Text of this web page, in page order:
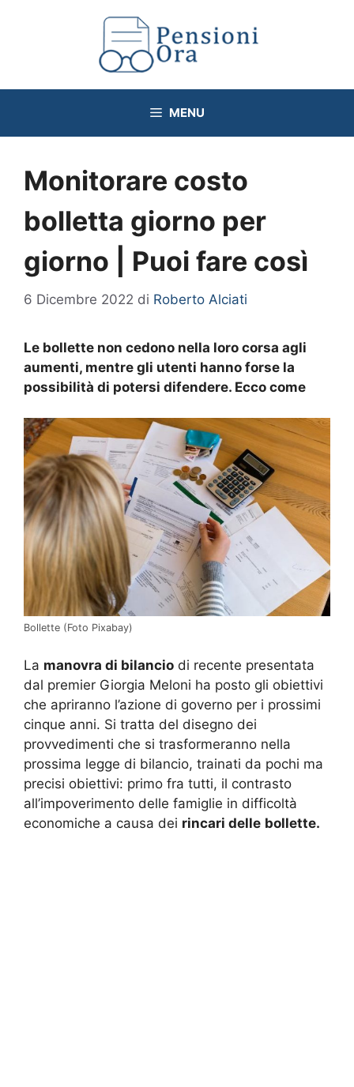
MENU
Monitorare costo
bolletta giorno per
giorno | Puoi fare così
6 Dicembre 2022 di Roberto Alciati
Le bollette non cedono nella loro corsa agli
aumenti, mentre gli utenti hanno forse la
possibilità di potersi difendere. Ecco come
Bollette (Foto Pixabay)
La manovra di bilancio di recente presentata
dal premier Giorgia Meloni ha posto gli obiettivi
che apriranno l’azione di governo per i prossimi
cinque anni. Si tratta del disegno dei
provvedimenti che si trasformeranno nella
prossima legge di bilancio, trainati da pochi ma
precisi obiettivi: primo fra tutti, il contrasto
all’impoverimento delle famiglie in difficoltà
economiche a causa dei rincari delle bollette.